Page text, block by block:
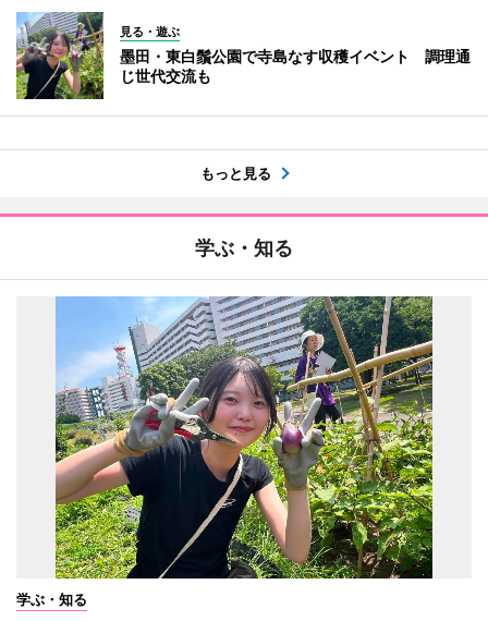
見る・遊ぶ
墨田・東白鬚公園で寺島なす収穫イベント 調理通
じ世代交流も
もっと見る
学ぶ・知る
学ぶ・知る